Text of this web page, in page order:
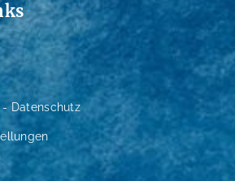
Datenschutz